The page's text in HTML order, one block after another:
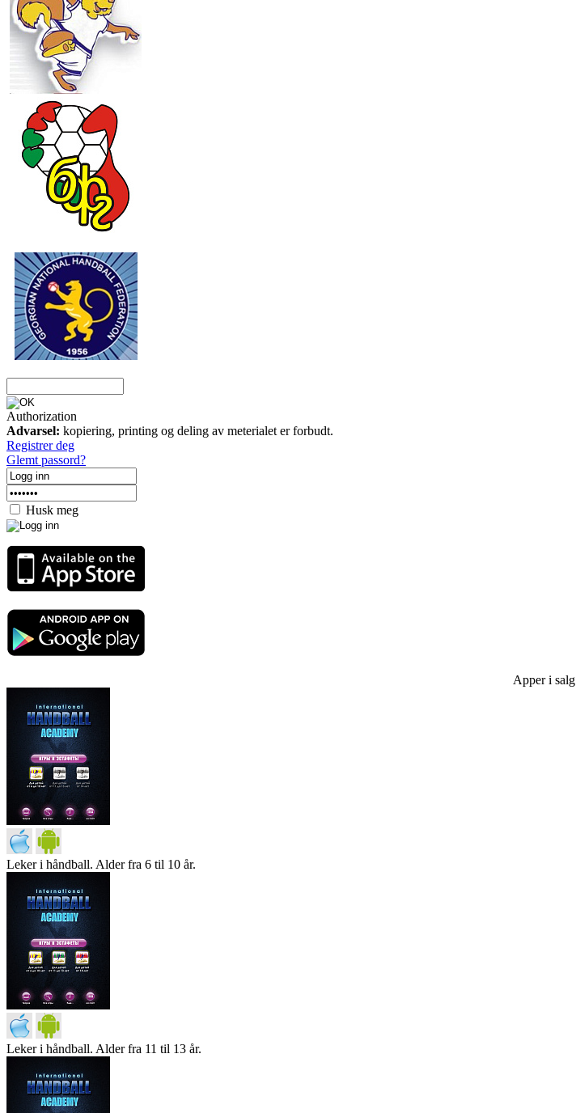
Authorization
Advarsel: kopiering, printing og deling av meterialet er forbudt.
Registrer deg
Glemt passord?
Husk meg
Apper i salg
Leker i håndball. Alder fra 6 til 10 år.
Leker i håndball. Alder fra 11 til 13 år.